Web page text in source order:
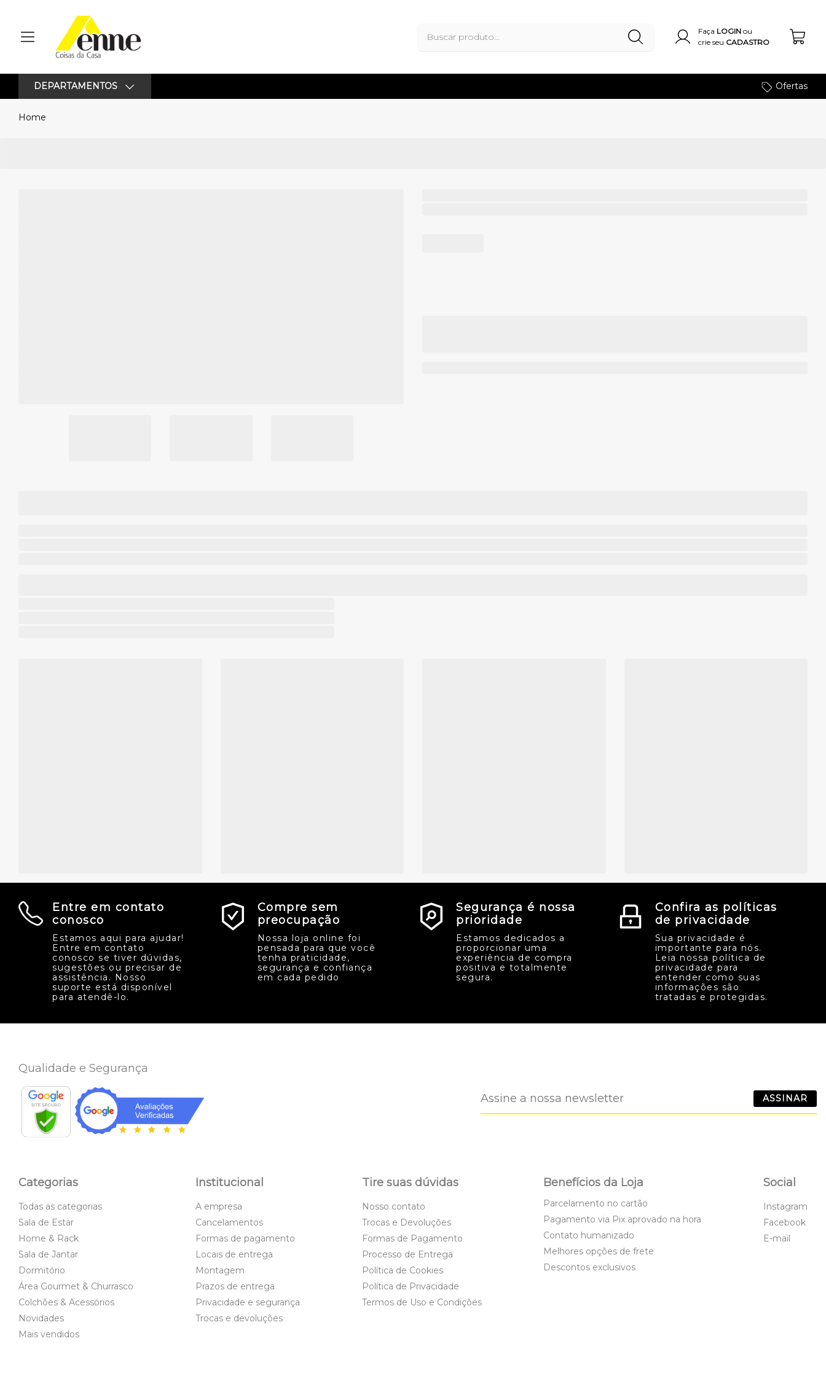
Faça LOGIN ou
crie seu CADASTRO
DEPARTAMENTOS Ofertas
Home
Entre em contato
conosco
Estamos aqui para ajudar!
Entre em contato
conosco se tiver dúvidas,
sugestões ou precisar de
assistência. Nosso
suporte está disponível
para atendê-lo.
Compre sem
preocupação
Nossa loja online foi
pensada para que você
tenha praticidade,
segurança e confiança
em cada pedido
Segurança é nossa
prioridade
Estamos dedicados a
proporcionar uma
experiência de compra
positiva e totalmente
segura.
Confira as políticas
de privacidade
Sua privacidade é
importante para nós.
Leia nossa política de
privacidade para
entender como suas
informações são
tratadas e protegidas.
Qualidade e Segurança
ASSINAR
Categorias
Todas as categorias
Sala de Estar
Home & Rack
Sala de Jantar
Dormitório
Área Gourmet & Churrasco
Colchões & Acessórios
Novidades
Mais vendidos
Institucional
A empresa
Cancelamentos
Formas de pagamento
Locais de entrega
Montagem
Prazos de entrega
Privacidade e segurança
Trocas e devoluções
Tire suas dúvidas
Nosso contato
Trocas e Devoluções
Formas de Pagamento
Processo de Entrega
Política de Cookies
Política de Privacidade
Termos de Uso e Condições
Benefícios da Loja
Parcelamento no cartão
Pagamento via Pix aprovado na hora
Contato humanizado
Melhores opções de frete
Descontos exclusivos
Social
Instagram
Facebook
E-mail